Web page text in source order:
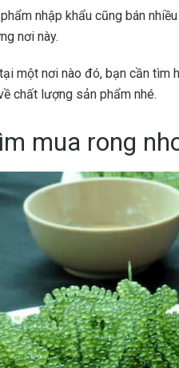
nhập khẩu cũng bán
nơi này.
một nơi nào đó, bạn cần tìm
chất lượng sản phẩm nhé.
mua rong